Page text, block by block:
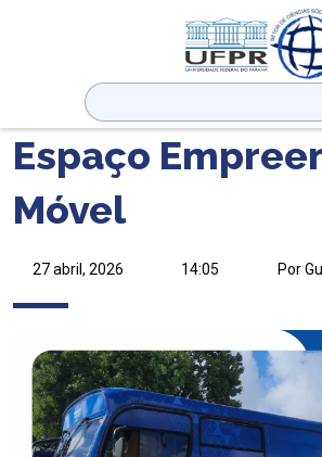
Pesquisar
por:
Espaço
Móvel
27 abril, 2026 14:05 Por